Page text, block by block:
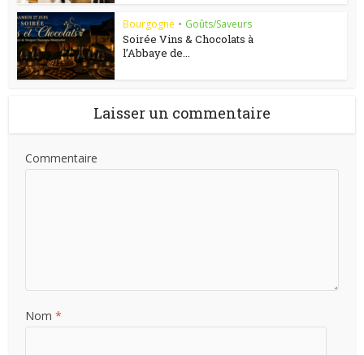
Bourgogne • Goûts/Saveurs
Soirée Vins & Chocolats à
l’Abbaye de...
Laisser un commentaire
Commentaire
Nom*